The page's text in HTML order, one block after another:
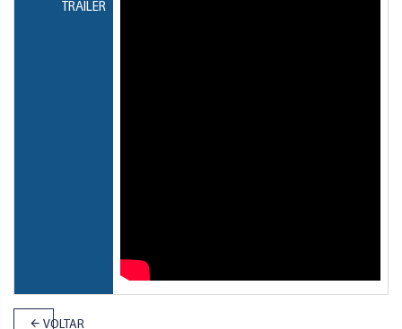
TRAILER
VOLTAR